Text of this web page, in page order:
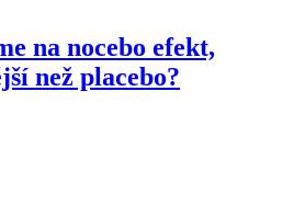
na nocebo efekt,
než placebo?